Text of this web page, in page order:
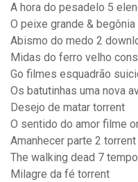
A hora do pesadelo 5
O peixe grande & begônia
Abismo do medo 2
Midas do ferro velho
Go filmes esquadrão
Os batutinhas uma nova
Desejo de matar torrent
O sentido do amor filme
Amanhecer parte 2
The walking dead 7
Milagre da fé torrent